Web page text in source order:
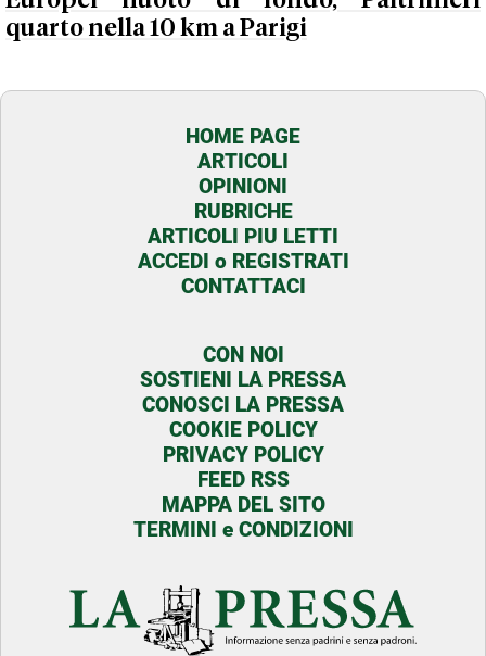
quarto nella 10 km a Parigi
HOME PAGE
ARTICOLI
OPINIONI
RUBRICHE
ARTICOLI PIU LETTI
ACCEDI o REGISTRATI
CONTATTACI
CON NOI
SOSTIENI LA PRESSA
CONOSCI LA PRESSA
COOKIE POLICY
PRIVACY POLICY
FEED RSS
MAPPA DEL SITO
TERMINI e CONDIZIONI